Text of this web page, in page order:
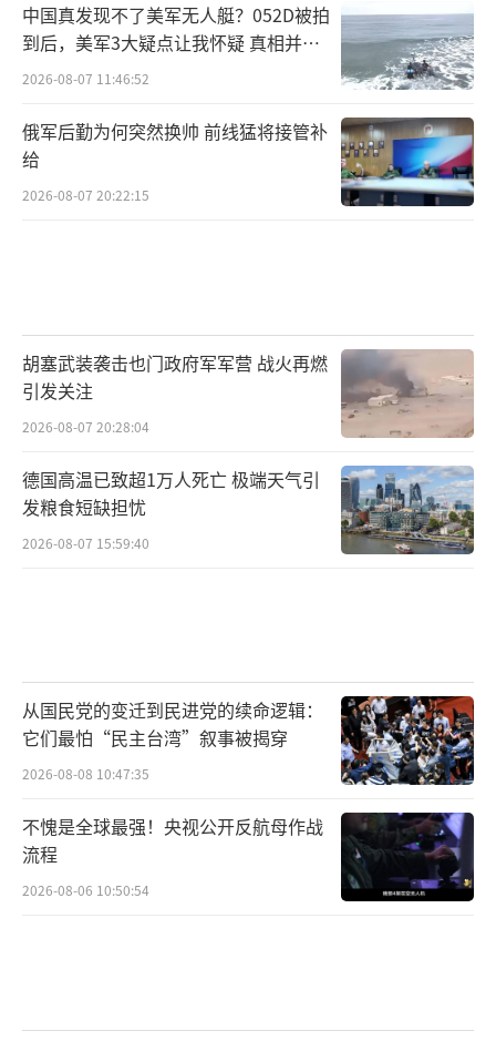
中国真发现不了美军无人艇？052D被拍
到后，美军3大疑点让我怀疑 真相并非
如此
2026-08-07 11:46:52
俄军后勤为何突然换帅 前线猛将接管补
给
2026-08-07 20:22:15
胡塞武装袭击也门政府军军营 战火再燃
引发关注
2026-08-07 20:28:04
德国高温已致超1万人死亡 极端天气引
发粮食短缺担忧
2026-08-07 15:59:40
从国民党的变迁到民进党的续命逻辑：
它们最怕“民主台湾”叙事被揭穿
2026-08-08 10:47:35
不愧是全球最强！央视公开反航母作战
流程
2026-08-06 10:50:54